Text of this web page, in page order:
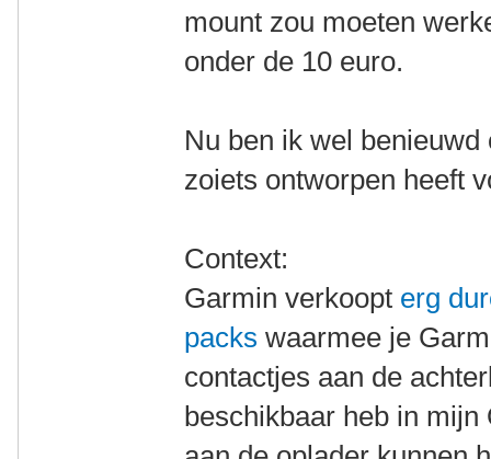
mount zou moeten
onder de 10 euro.
Nu ben ik wel
zoiets ontworpen heeft
Context:
Garmin verkoopt erg
packs waarmee je
contactjes aan de
beschikbaar heb in